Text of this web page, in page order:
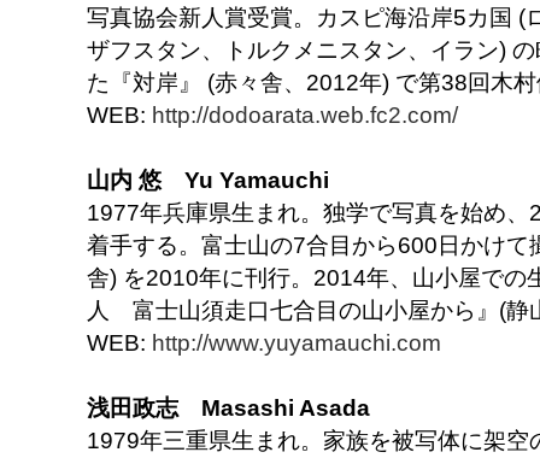
写真協会新人賞受賞。カスピ海沿岸5カ国 (
ザフスタン、トルクメニスタン、イラン)
た『対岸』 (赤々舎、2012年) で第38回木
WEB: http://dodoarata.web.fc2.com/
山内 悠 Yu Yamauchi
1977年兵庫県生まれ。独学で写真を始め
着手する。富士山の7合目から600日かけ
舎) を2010年に刊行。2014年、山小屋での
人 富士山須走口七合目の山小屋から』(静
WEB: http://www.yuyamauchi.com
浅田政志 Masashi Asada
1979年三重県生まれ。家族を被写体に架